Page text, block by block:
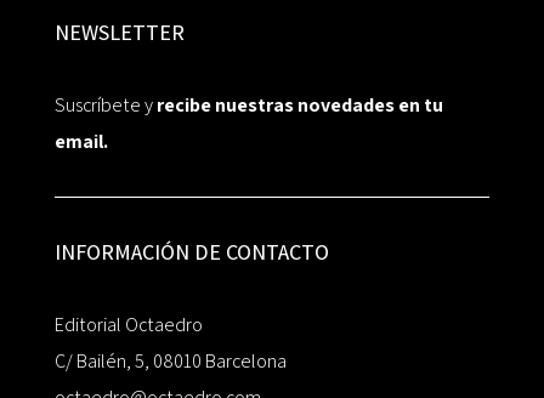
NEWSLETTER
Suscríbete yrecibe nuestras novedades en tu
email.
INFORMACIÓN DE CONTACTO
Editorial Octaedro
C/ Bailén, 5, 08010 Barcelona